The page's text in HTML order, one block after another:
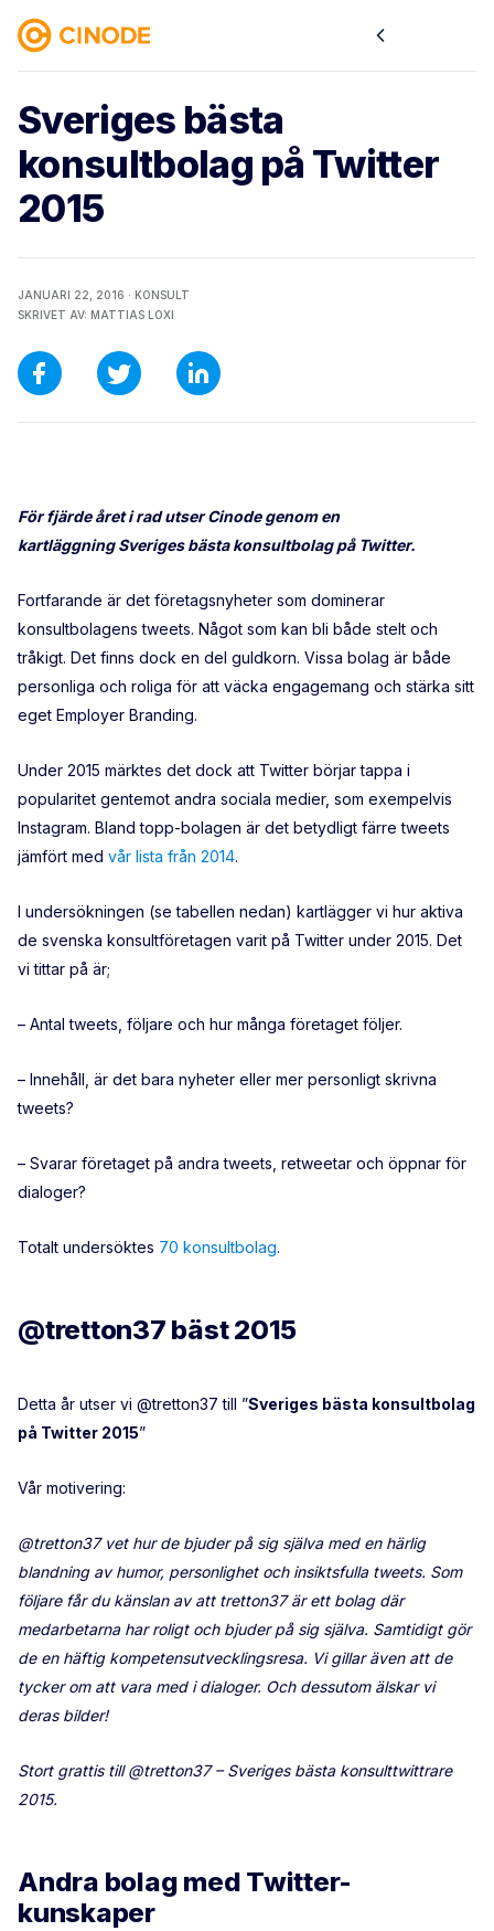
Sveriges bästa
konsultbolag på Twitter
2015
JANUARI 22, 2016 · KONSULT
SKRIVET AV: MATTIAS LOXI
För fjärde året i rad utser Cinode genom en
kartläggning Sveriges bästa konsultbolag på Twitter.
Fortfarande är det företagsnyheter som dominerar
konsultbolagens tweets. Något som kan bli både stelt och
tråkigt. Det finns dock en del guldkorn. Vissa bolag är både
personliga och roliga för att väcka engagemang och stärka sitt
eget Employer Branding.
Under 2015 märktes det dock att Twitter börjar tappa i
popularitet gentemot andra sociala medier, som exempelvis
Instagram. Bland topp-bolagen är det betydligt färre tweets
jämfört med vår lista från 2014.
I undersökningen (se tabellen nedan) kartlägger vi hur aktiva
de svenska konsultföretagen varit på Twitter under 2015. Det
vi tittar på är;
– Antal tweets, följare och hur många företaget följer.
– Innehåll, är det bara nyheter eller mer personligt skrivna
tweets?
– Svarar företaget på andra tweets, retweetar och öppnar för
dialoger?
Totalt undersöktes 70 konsultbolag.
@tretton37 bäst 2015
Detta år utser vi @tretton37 till ”Sveriges bästa konsultbolag
på Twitter 2015”
Vår motivering:
@tretton37 vet hur de bjuder på sig själva med en härlig
blandning av humor, personlighet och insiktsfulla tweets. Som
följare får du känslan av att tretton37 är ett bolag där
medarbetarna har roligt och bjuder på sig själva. Samtidigt gör
de en häftig kompetensutvecklingsresa. Vi gillar även att de
tycker om att vara med i dialoger. Och dessutom älskar vi
deras bilder!
Stort grattis till @tretton37 – Sveriges bästa konsulttwittrare
2015.
Andra bolag med Twitter-
kunskaper